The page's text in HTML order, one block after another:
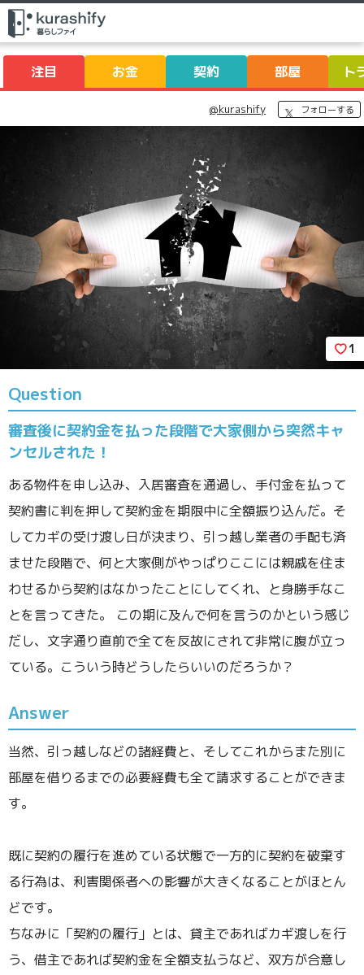
注目 お金 契約 部屋 ト
@kurashify フォローする
1
審査後に契約金を払った段階で大家側から突然キャ
ンセルされた！
Question
ある物件を申し込み、入居審査を通過し、手付金を払って
契約書に判を押して契約金を期限中に全額振り込んだ。そ
してカギの受け渡し日が決まり、引っ越し業者の手配も済
ませた段階で、何と大家側がやっぱりここには親戚を住ま
わせるから契約はなかったことにしてくれ、と身勝手なこ
とを言ってきた。 この期に及んで何を言うのかという感じ
だし、文字通り直前で全てを反故にされて非常に腹が立っ
ている。こういう時どうしたらいいのだろうか？
Answer
当然、引っ越しなどの諸経費と、そしてこれからまた別に
部屋を借りるまでの必要経費も全て請求することができま
す。
既に契約の履行を進めている状態で一方的に契約を破棄す
る行為は、利害関係者への影響が大きくなることがほとん
どです。
ちなみに「契約の履行」とは、貸主であればカギ渡しを行
う、借主であれば契約金を全額支払うなど、双方が合意し